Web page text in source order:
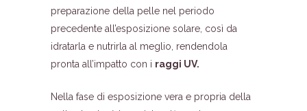
preparazione della pelle nel periodo
precedente all’esposizione solare, così da
idratarla e nutrirla al meglio, rendendola
pronta all’impatto con i raggi UV.
Nella fase di esposizione vera e propria della